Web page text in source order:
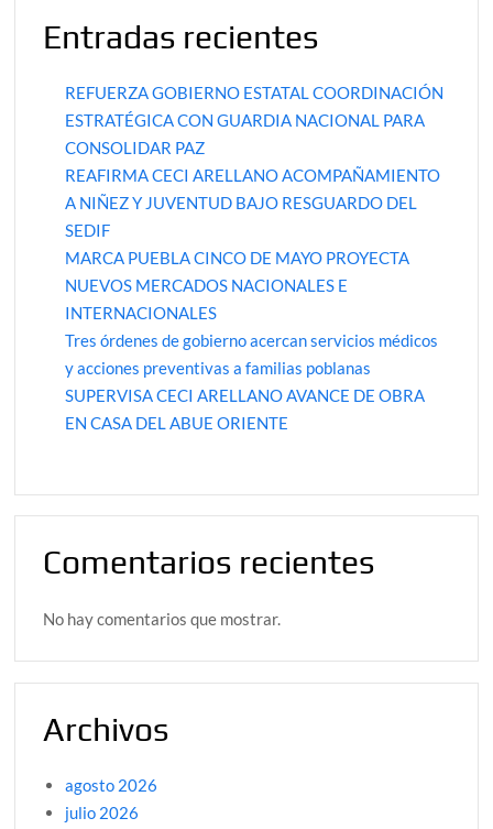
Entradas recientes
REFUERZA GOBIERNO ESTATAL COORDINACIÓN
ESTRATÉGICA CON GUARDIA NACIONAL PARA
CONSOLIDAR PAZ
REAFIRMA CECI ARELLANO ACOMPAÑAMIENTO
A NIÑEZ Y JUVENTUD BAJO RESGUARDO DEL
SEDIF
MARCA PUEBLA CINCO DE MAYO PROYECTA
NUEVOS MERCADOS NACIONALES E
INTERNACIONALES
Tres órdenes de gobierno acercan servicios médicos
y acciones preventivas a familias poblanas
SUPERVISA CECI ARELLANO AVANCE DE OBRA
EN CASA DEL ABUE ORIENTE
Comentarios recientes
No hay comentarios que mostrar.
Archivos
agosto 2026
julio 2026